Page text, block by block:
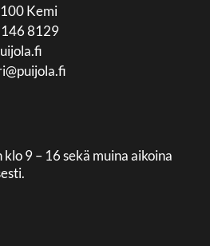
Kemi
8129
9 – 16 sekä muina aikoina